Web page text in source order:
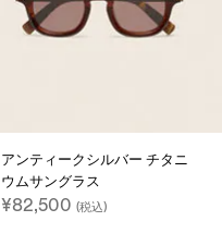
アンティークシルバー チタニ
ウムサングラス
¥82,500 (税込)